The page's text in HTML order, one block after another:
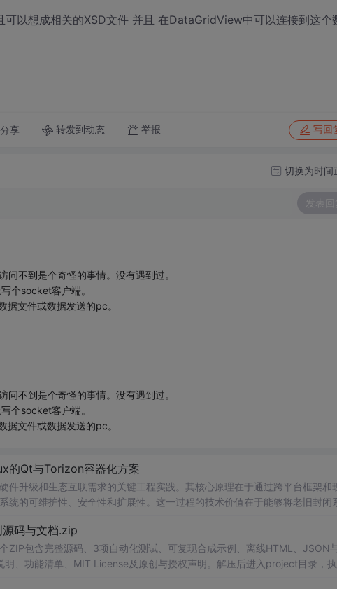
以想成相关的XSD文件 并且 在DataGridView中可以连接到这个
分享 转发到动态 举报 写回
切换为时间
发表回
不到是个奇怪的事情。没有遇到过。
个socket客户端。
据文件或数据发送的pc。
不到是个奇怪的事情。没有遇到过。
个socket客户端。
据文件或数据发送的pc。
的Qt与Torizon容器化方案
件升级和生态互联需求的关键工程实践。其核心原理在于通过跨平台框架和
统的可维护性、安全性和扩展性。这一过程的技术价值在于能够将老旧封闭
动和实时性适配。本文聚焦于利用Qt框架实现应用层平滑移植，并结合
码与文档.zip
ZIP包含完整源码、3项自动化测试、可复现合成示例、离线HTML、JSON
、功能清单、MIT License及原创与授权声明。解压后进入project目录，执